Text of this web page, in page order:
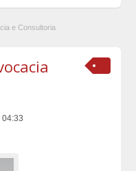
e Consultoria